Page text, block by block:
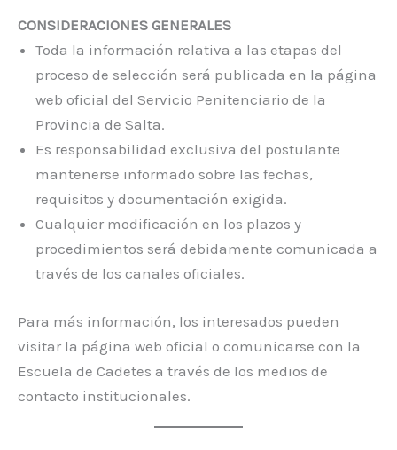
CONSIDERACIONES GENERALES
Toda la información relativa a las etapas del
proceso de selección será publicada en la página
web oficial del Servicio Penitenciario de la
Provincia de Salta.
Es responsabilidad exclusiva del postulante
mantenerse informado sobre las fechas,
requisitos y documentación exigida.
Cualquier modificación en los plazos y
procedimientos será debidamente comunicada a
través de los canales oficiales.
Para más información, los interesados pueden
visitar la página web oficial o comunicarse con la
Escuela de Cadetes a través de los medios de
contacto institucionales.